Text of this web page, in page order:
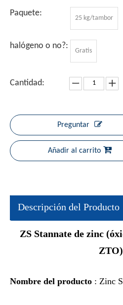
Paquete:
25 kg/tambor
halógeno o no?:
Gratis
Cantidad:
Preguntar
Añadir al carrito
Descripción del Producto
ZS Stannate de zinc
ZTO)
Nombre del producto : Zinc